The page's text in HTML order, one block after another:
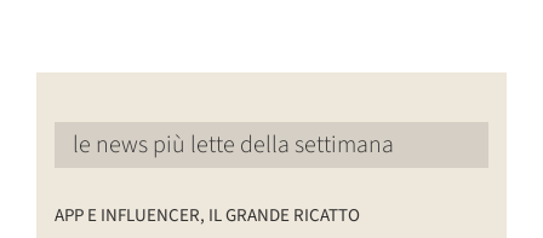
le news più lette della settimana
APP E INFLUENCER, IL GRANDE RICATTO